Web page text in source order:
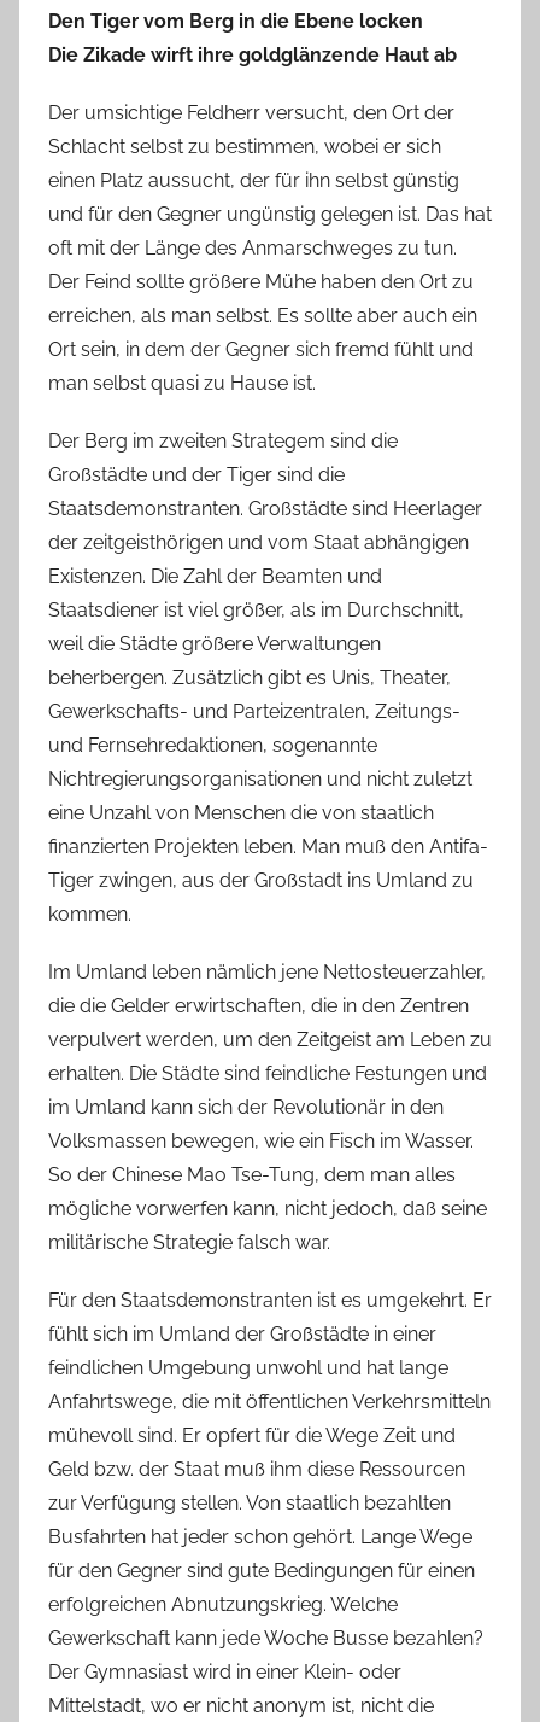
Den Tiger vom Berg in die Ebene locken
Die Zikade wirft ihre goldglänzende Haut ab
Der umsichtige Feldherr versucht, den Ort der
Schlacht selbst zu bestimmen, wobei er sich
einen Platz aussucht, der für ihn selbst günstig
und für den Gegner ungünstig gelegen ist. Das hat
oft mit der Länge des Anmarschweges zu tun.
Der Feind sollte größere Mühe haben den Ort zu
erreichen, als man selbst. Es sollte aber auch ein
Ort sein, in dem der Gegner sich fremd fühlt und
man selbst quasi zu Hause ist.
Der Berg im zweiten Strategem sind die
Großstädte und der Tiger sind die
Staatsdemonstranten. Großstädte sind Heerlager
der zeitgeisthörigen und vom Staat abhängigen
Existenzen. Die Zahl der Beamten und
Staatsdiener ist viel größer, als im Durchschnitt,
weil die Städte größere Verwaltungen
beherbergen. Zusätzlich gibt es Unis, Theater,
Gewerkschafts- und Parteizentralen, Zeitungs-
und Fernsehredaktionen, sogenannte
Nichtregierungsorganisationen und nicht zuletzt
eine Unzahl von Menschen die von staatlich
finanzierten Projekten leben. Man muß den Antifa-
Tiger zwingen, aus der Großstadt ins Umland zu
kommen.
Im Umland leben nämlich jene Nettosteuerzahler,
die die Gelder erwirtschaften, die in den Zentren
verpulvert werden, um den Zeitgeist am Leben zu
erhalten. Die Städte sind feindliche Festungen und
im Umland kann sich der Revolutionär in den
Volksmassen bewegen, wie ein Fisch im Wasser.
So der Chinese Mao Tse-Tung, dem man alles
mögliche vorwerfen kann, nicht jedoch, daß seine
militärische Strategie falsch war.
Für den Staatsdemonstranten ist es umgekehrt. Er
fühlt sich im Umland der Großstädte in einer
feindlichen Umgebung unwohl und hat lange
Anfahrtswege, die mit öffentlichen Verkehrsmitteln
mühevoll sind. Er opfert für die Wege Zeit und
Geld bzw. der Staat muß ihm diese Ressourcen
zur Verfügung stellen. Von staatlich bezahlten
Busfahrten hat jeder schon gehört. Lange Wege
für den Gegner sind gute Bedingungen für einen
erfolgreichen Abnutzungskrieg. Welche
Gewerkschaft kann jede Woche Busse bezahlen?
Der Gymnasiast wird in einer Klein- oder
Mittelstadt, wo er nicht anonym ist, nicht die